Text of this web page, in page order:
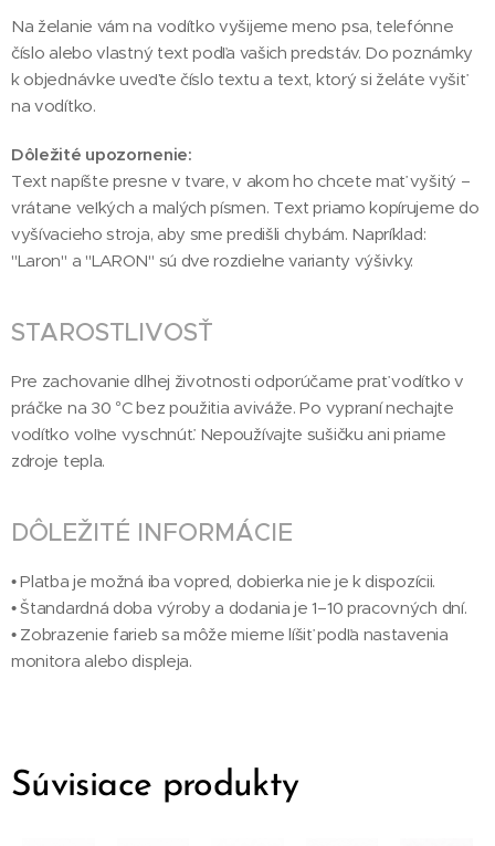
Na želanie vám na vodítko vyšijeme meno psa, telefónne
číslo alebo vlastný text podľa vašich predstáv. Do poznámky
k objednávke uveďte číslo textu a text, ktorý si želáte vyšiť
na vodítko.
Dôležité upozornenie:
Text napíšte presne v tvare, v akom ho chcete mať vyšitý –
vrátane veľkých a malých písmen. Text priamo kopírujeme do
vyšívacieho stroja, aby sme predišli chybám. Napríklad:
"Laron" a "LARON" sú dve rozdielne varianty výšivky.
STAROSTLIVOSŤ
Pre zachovanie dlhej životnosti odporúčame prať vodítko v
práčke na 30 °C bez použitia aviváže. Po vypraní nechajte
vodítko voľne vyschnúť. Nepoužívajte sušičku ani priame
zdroje tepla.
DÔLEŽITÉ INFORMÁCIE
• Platba je možná iba vopred, dobierka nie je k dispozícii.
• Štandardná doba výroby a dodania je 1–10 pracovných dní.
• Zobrazenie farieb sa môže mierne líšiť podľa nastavenia
monitora alebo displeja.
Súvisiace produkty